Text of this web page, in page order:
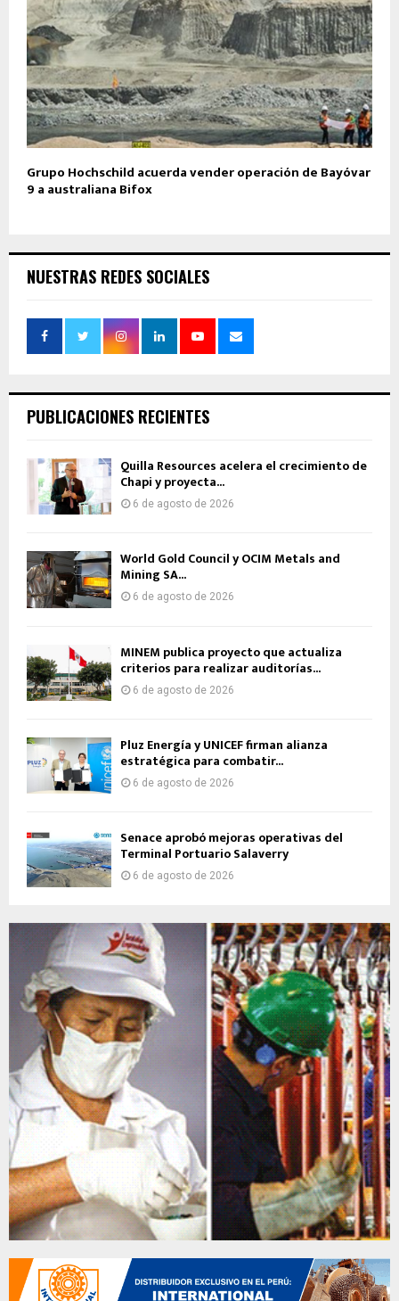
Grupo Hochschild acuerda vender operación de Bayóvar
9 a australiana Bifox
NUESTRAS REDES SOCIALES
PUBLICACIONES RECIENTES
Quilla Resources acelera el crecimiento de
Chapi y proyecta...
6 de agosto de 2026
World Gold Council y OCIM Metals and
Mining SA...
6 de agosto de 2026
MINEM publica proyecto que actualiza
criterios para realizar auditorías...
6 de agosto de 2026
Pluz Energía y UNICEF firman alianza
estratégica para combatir...
6 de agosto de 2026
Senace aprobó mejoras operativas del
Terminal Portuario Salaverry
6 de agosto de 2026